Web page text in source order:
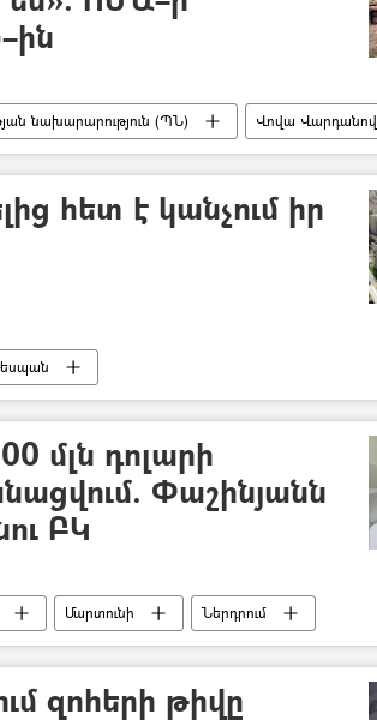
նախարարություն (ՊՆ)
Վովա Վարդանով
հետ է կանչում իր
մլն դոլարի
Փաշինյանն
ԲԿ
Մարտունի Ներդրում
զոհերի թիվը